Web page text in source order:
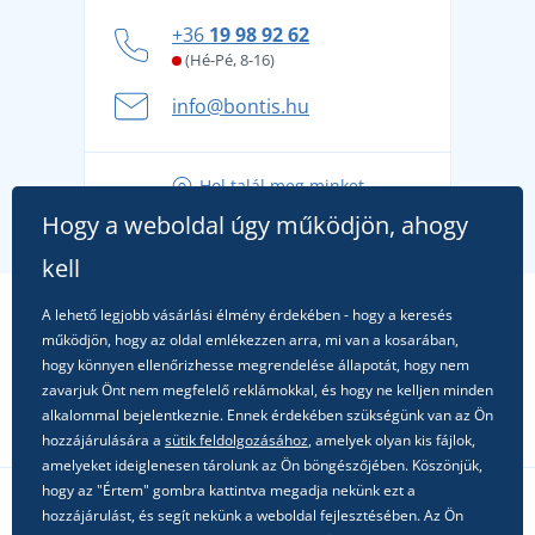
kényelmesen és biztonságosan
A nyári kaland a csomagolással kezdődik - készüljön
fel a gondtalan nyaralásra
alkalomra!
+36 19 98 92 62
(Hé-Pé, 8-16)
info@bontis.hu
Hol talál meg minket
Kövessen minket a közösségi hálózatokon
Hogy a weboldal úgy működjön, ahogy
kell
A lehető legjobb vásárlási élmény érdekében - hogy a keresés
működjön, hogy az oldal emlékezzen arra, mi van a kosarában,
hogy könnyen ellenőrizhesse megrendelése állapotát, hogy nem
zavarjuk Önt nem megfelelő reklámokkal, és hogy ne kelljen minden
alkalommal bejelentkeznie. Ennek érdekében szükségünk van az Ön
hozzájárulására a sütik feldolgozásához, amelyek olyan kis fájlok,
amelyeket ideiglenesen tárolunk az Ön böngészőjében. Köszönjük,
hogy az "Értem" gombra kattintva megadja nekünk ezt a
hozzájárulást, és segít nekünk a weboldal fejlesztésében. Az Ön